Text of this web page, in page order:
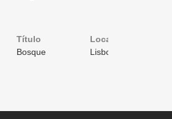
Título Volume
Local
Bosque
Lisboa